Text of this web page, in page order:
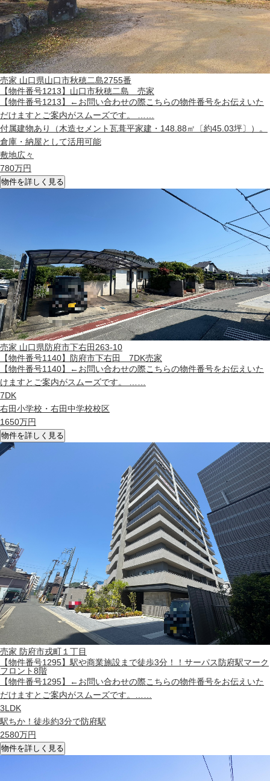
売家 山口県山口市秋穂二島2755番
【物件番号1213】山口市秋穂二島 売家
【物件番号1213】←お問い合わせの際こちらの物件番号をお伝えいた
だけますとご案内がスムーズです。 ……
付属建物あり（木造セメント瓦葺平家建・148.88㎡〔約45.03坪〕）。
倉庫・納屋として活用可能
敷地広々
780万円
物件を詳しく見る
売家 山口県防府市下右田263-10
【物件番号1140】防府市下右田 7DK売家
【物件番号1140】←お問い合わせの際こちらの物件番号をお伝えいた
けますとご案内がスムーズです。 ……
7DK
右田小学校・右田中学校校区
1650万円
物件を詳しく見る
売家 防府市戎町１丁目
【物件番号1295】駅や商業施設まで徒歩3分！！サーパス防府駅マーク
フロント8階
【物件番号1295】←お問い合わせの際こちらの物件番号をお伝えいた
だけますとご案内がスムーズです。……
3LDK
駅ちか！徒歩約3分で防府駅
2580万円
物件を詳しく見る